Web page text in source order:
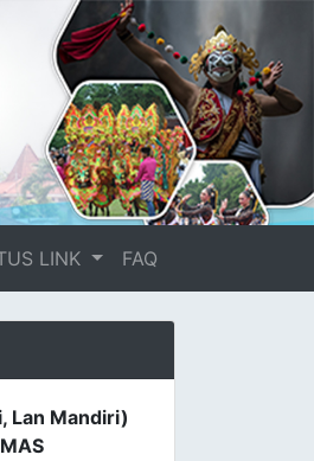
LINK FAQ
Lan Mandiri)